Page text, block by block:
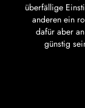
überfällige
anderen ein
dafür aber
günstig